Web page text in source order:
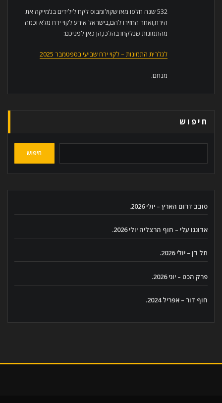
532 שנה חלפו מאז שקולומבוס לקח לילידים בג’מייקה את
הירח,ואחר החזירו להם,בישראל אירע לקוי ירח מלא וכמה
מהתמונות שנלקחו בהלכו,הן כאן לפניכם:
לגלרית התמונות – לקוי ירח שביעי בספטמבר 2025
מנחם.
חיפוש
חיפוש
סובב דרום הארץ – יולי 2026.
אדוננו עלי – חוף הרצליה יולי 2026.
תל דן – יולי 2026.
פרק הכט – יוני 2026.
חוף דור – אפריל 2024.